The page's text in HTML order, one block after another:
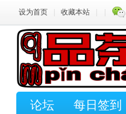
设为首页 收藏本站
论坛 每日签到